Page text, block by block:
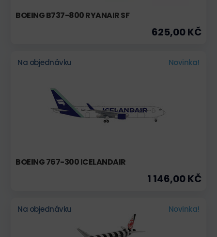
BOEING B737-800 RYANAIR SF
625,00 KČ
Na objednávku Novinka!
BOEING 767-300 ICELANDAIR
1 146,00 KČ
Na objednávku Novinka!